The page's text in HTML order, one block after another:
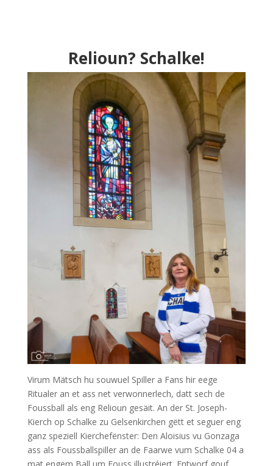
Relioun? Schalke!
Virum Mätsch hu souwuel Spiller a Fans hir eege
Ritualer an et ass net verwonnerlech, datt sech de
Foussball als eng Relioun gesäit. An der St. Joseph-
Kierch op Schalke zu Gelsenkirchen gëtt et seguer eng
ganz speziell Kierchefënster: Den Aloisius vu Gonzaga
ass als Foussballspiller an de Faarwe vum Schalke 04 a